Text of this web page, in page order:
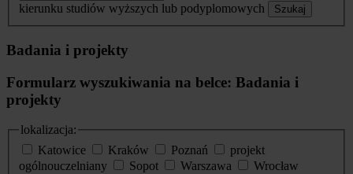
kierunku studiów wyższych lub podyplomowych
Szukaj
Badania i projekty
Formularz wyszukiwania na belce: Badania i
projekty
lokalizacja:
Katowice
Kraków Poznań
projekt
ogólnouczelniany
Sopot Warszawa
Wrocław